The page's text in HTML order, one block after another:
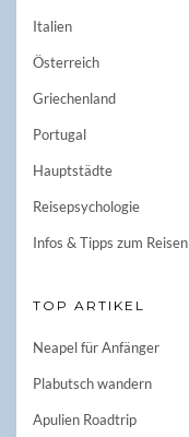
Italien
Österreich
Griechenland
Portugal
Hauptstädte
Reisepsychologie
Infos & Tipps zum Reisen
TOP ARTIKEL
Neapel für Anfänger
Plabutsch wandern
Apulien Roadtrip